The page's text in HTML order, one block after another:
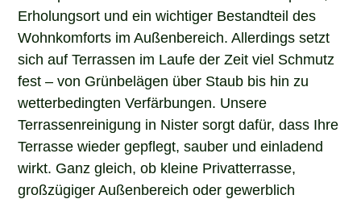
Erholungsort und ein wichtiger Bestandteil des
Wohnkomforts im Außenbereich. Allerdings setzt
sich auf Terrassen im Laufe der Zeit viel Schmutz
fest – von Grünbelägen über Staub bis hin zu
wetterbedingten Verfärbungen. Unsere
Terrassenreinigung in Nister sorgt dafür, dass Ihre
Terrasse wieder gepflegt, sauber und einladend
wirkt. Ganz gleich, ob kleine Privatterrasse,
großzügiger Außenbereich oder gewerblich